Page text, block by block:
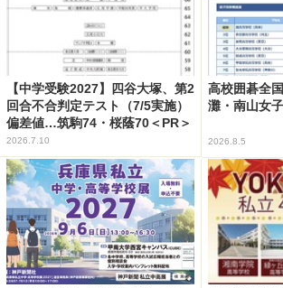
【中学受験2027】四谷大塚、第2
回合不合判定テスト（7/5実施）
偏差値…筑駒74・桜蔭70＜PR＞
2026.7.10
高校囲碁全
灘・南山女
2026.8.5